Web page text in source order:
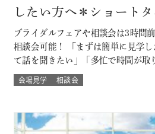
したい方へ＊ショート
ブライダルフェアや相談会は3時間
相談会可能！ 「まずは簡単に見学
て話を聞きたい」「多忙で時間が取
たい」「乗り気でない彼に話を聞い
方におすすめ！ ※後日、ご試食・ご
会場見学 相談会